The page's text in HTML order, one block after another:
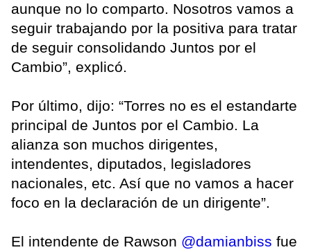
aunque no lo comparto. Nosotros vamos a
seguir trabajando por la positiva para tratar
de seguir consolidando Juntos por el
Cambio”, explicó.
Por último, dijo: “Torres no es el estandarte
principal de Juntos por el Cambio. La
alianza son muchos dirigentes,
intendentes, diputados, legisladores
nacionales, etc. Así que no vamos a hacer
foco en la declaración de un dirigente”.
El intendente de Rawson @damianbiss fue